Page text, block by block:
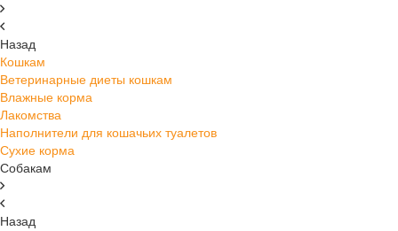
Назад
Кошкам
Ветеринарные диеты кошкам
Влажные корма
Лакомства
Наполнители для кошачьих туалетов
Сухие корма
Собакам
Назад